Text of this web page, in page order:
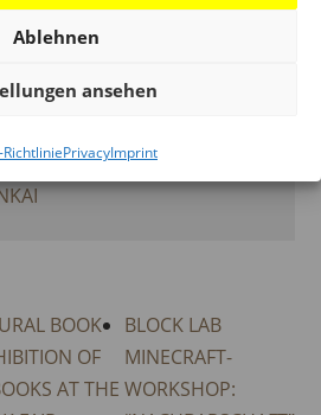
Ablehnen
ansehen
PrivacyImprint
BEGLEITPROGRAMM
BOOK
OF
AT THE
BLOCK LAB
MINECRAFT-
WORKSHOP: